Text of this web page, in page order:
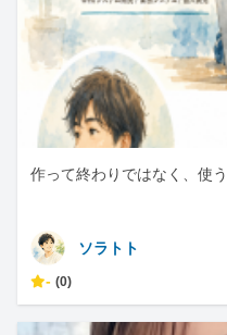
作って終わりではなく、使
ソラトト
- (0)